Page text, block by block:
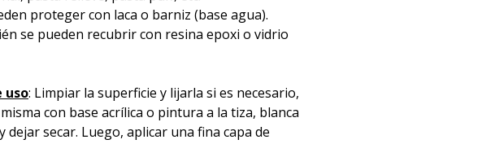
proteger con laca o barniz (base agua).
se pueden recubrir con resina epoxi o vidrio
uso: Limpiar la superficie y lijarla si es necesario,
con base acrílica o pintura a la tiza, blanca
dejar secar. Luego, aplicar una fina capa de